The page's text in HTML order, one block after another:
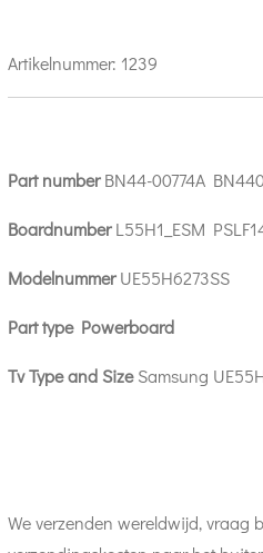
Artikelnummer: 1239
Part numberBN44-00774A
BoardnumberL55H1_ESM
ModelnummerUE55H6273SS
Part type Powerboard
Tv Type and SizeSamsung
We verzenden wereldwijd, vraag